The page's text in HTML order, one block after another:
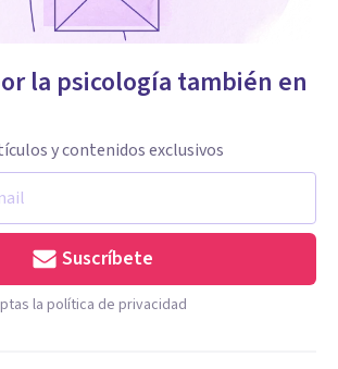
la psicología también en
y contenidos exclusivos
Suscríbete
la política de privacidad